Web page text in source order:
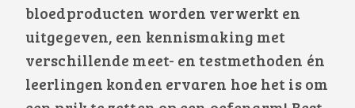
bloedproducten worden verwerkt en
uitgegeven, een kennismaking met
verschillende meet- en testmethoden én
leerlingen konden ervaren hoe het is om